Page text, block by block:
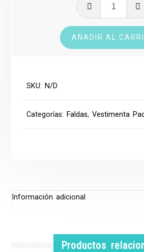
AÑADIR AL
SKU: N/D
Categorías: Faldas,Vestimenta
Información adicional
Productos